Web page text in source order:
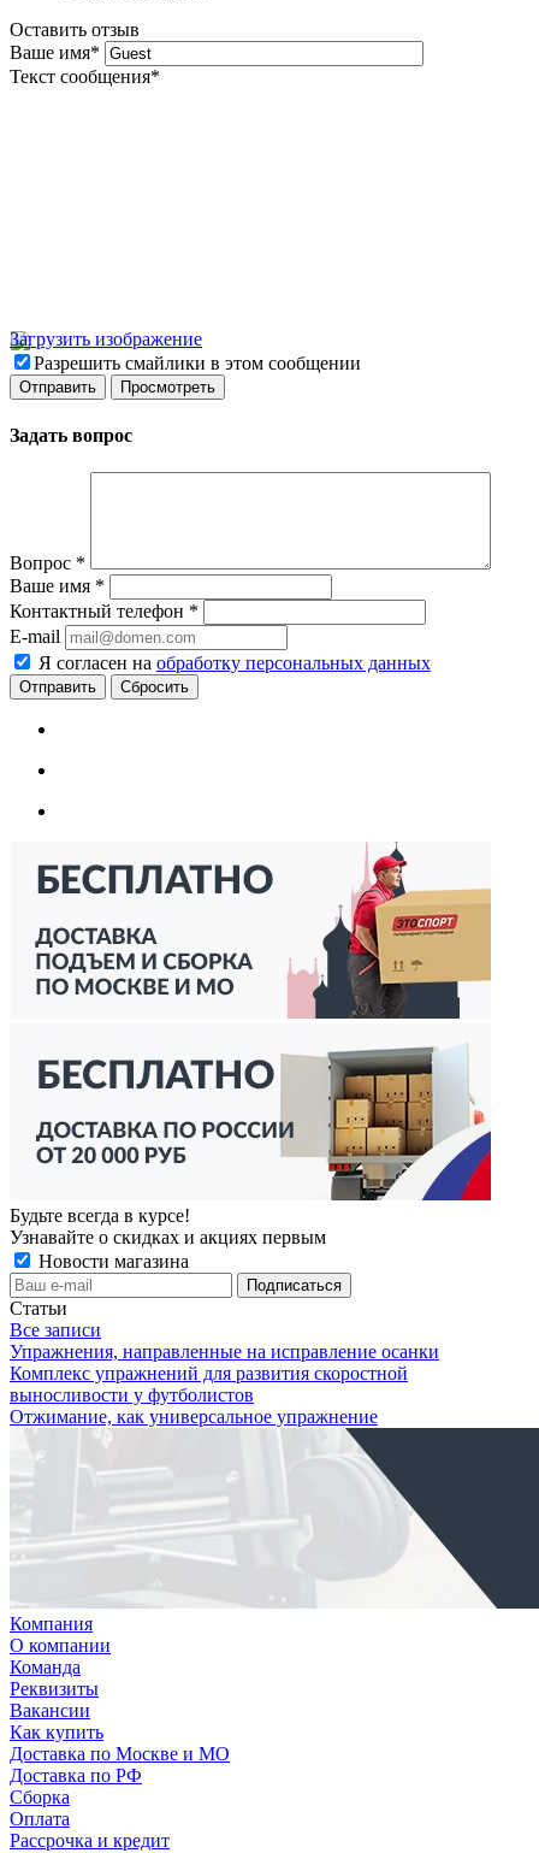
Оставить отзыв
Ваше имя*
Текст сообщения*
Загрузить изображение
Разрешить смайлики в этом сообщении
Задать вопрос
Вопрос *
Ваше имя *
Контактный телефон *
E-mail
Я согласен на обработку персональных данных
Сбросить
Будьте всегда в курсе!
Узнавайте о скидках и акциях первым
Новости магазина
Статьи
Все записи
Упражнения, направленные на исправление осанки
Комплекс упражнений для развития скоростной
выносливости у футболистов
Отжимание, как универсальное упражнение
Компания
О компании
Команда
Реквизиты
Вакансии
Как купить
Доставка по Москве и МО
Доставка по РФ
Сборка
Оплата
Рассрочка и кредит